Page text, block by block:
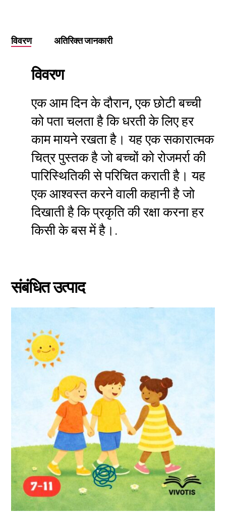
विवरण अतिरिक्त जानकारी
विवरण
एक आम दिन के दौरान, एक छोटी बच्ची
को पता चलता है कि धरती के लिए हर
काम मायने रखता है। यह एक सकारात्मक
चित्र पुस्तक है जो बच्चों को रोजमर्रा की
पारिस्थितिकी से परिचित कराती है। यह
एक आश्वस्त करने वाली कहानी है जो
दिखाती है कि प्रकृति की रक्षा करना हर
किसी के बस में है।.
संबंधित उत्पाद
पर
जाकर
विकल्प
चुन
सकते